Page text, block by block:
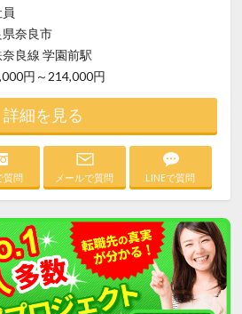
県奈良市
良線 学園前駅
円～214,000円
詳細を見る
質問 メールで質問 LINEで質問